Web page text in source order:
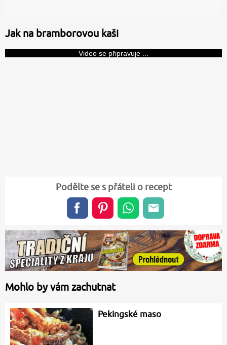
Jak na bramborovou kaši
Video se připravuje ...
Podělte se s přáteli o recept
Mohlo by vám zachutnat
Pekingské maso